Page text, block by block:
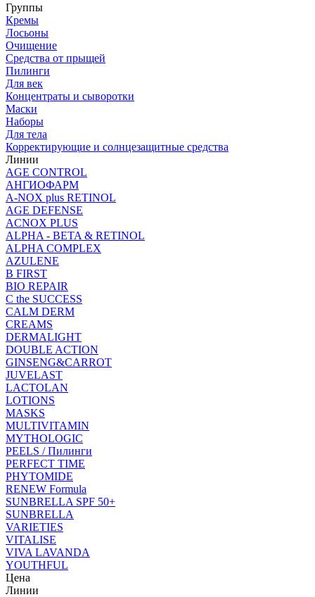
Группы
Кремы
Лосьоны
Очищение
Средства от прыщей
Пилинги
Для век
Концентраты и сыворотки
Маски
Наборы
Для тела
Корректирующие и солнцезащитные средства
Линии
AGE CONTROL
АНГИОФАРМ
A-NOX plus RETINOL
AGE DEFENSE
ACNOX PLUS
ALPHA - BETA & RETINOL
ALPHA COMPLEX
AZULENE
B FIRST
BIO REPAIR
C the SUCCESS
CALM DERM
CREAMS
DERMALIGHT
DOUBLE ACTION
GINSENG&CARROT
JUVELAST
LACTOLAN
LOTIONS
MASKS
MULTIVITAMIN
MYTHOLOGIC
PEELS / Пилинги
PERFECT TIME
PHYTOMIDE
RENEW Formula
SUNBRELLA SPF 50+
SUNBRELLA
VARIETIES
VITALISE
VIVA LAVANDA
YOUTHFUL
Цена
Линии